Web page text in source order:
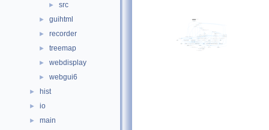
► src
► guihtml
► recorder
► treemap
► webdisplay
► webgui6
► hist
► io
► main